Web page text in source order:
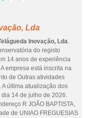
Lda
Inovação, Lda.
do registo
14 anos de experiência
empresa está inscrita na
de Outras atividades
última atualização dos
dia 14 de julho de 2026.
R JOÃO BAPTISTA,
de UNIAO FREGUESIAS